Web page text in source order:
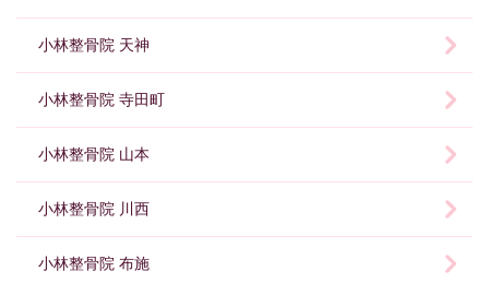
小林整骨院 天神
小林整骨院 寺田町
小林整骨院 山本
小林整骨院 川西
小林整骨院 布施